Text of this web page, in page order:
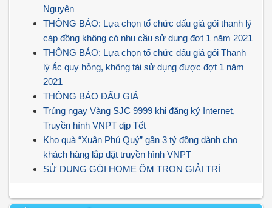
Nguyên
THÔNG BÁO: Lựa chọn tổ chức đấu giá gói thanh lý
cáp đồng không có nhu cầu sử dụng đợt 1 năm 2021
THÔNG BÁO: Lựa chọn tổ chức đấu giá gói Thanh
lý ắc quy hỏng, không tái sử dụng được đợt 1 năm
2021
THÔNG BÁO ĐẤU GIÁ
Trúng ngay Vàng SJC 9999 khi đăng ký Internet,
Truyền hình VNPT dịp Tết
Kho quà “Xuân Phú Quý” gần 3 tỷ đồng dành cho
khách hàng lắp đặt truyền hình VNPT
SỬ DỤNG GÓI HOME ÔM TRỌN GIẢI TRÍ